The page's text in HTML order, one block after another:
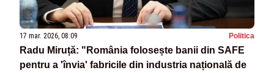
17 mar. 2026, 08:09 Politica
Radu Miruță: "România folosește banii din SAFE
pentru a 'învia' fabricile din industria națională de